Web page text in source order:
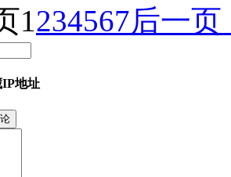
1234567后一页
IP地址